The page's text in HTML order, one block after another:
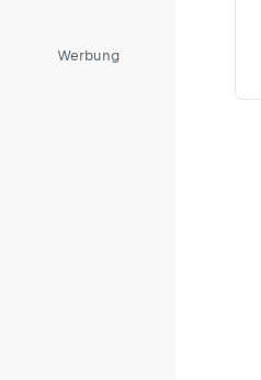
Werbung